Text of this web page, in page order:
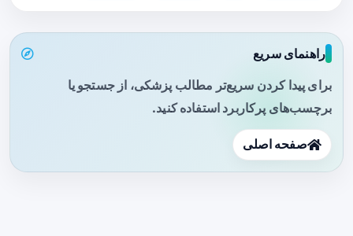
راهنمای سریع
برای پیدا کردن سریع‌تر مطالب پزشکی، از جستجو یا
برچسب‌های پرکاربرد استفاده کنید.
صفحه اصلی